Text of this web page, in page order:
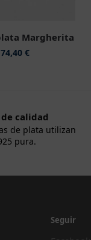
Margherita
74,40€
calidad
de plata utilizan
pura.
Seguir